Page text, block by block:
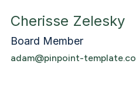
Cherisse Zelesky
Board Member
adam@pinpoint-template.co